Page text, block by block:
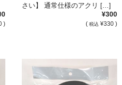
)
さい】 通常仕様のアクリ […]
¥300
( 税込 ¥330 )